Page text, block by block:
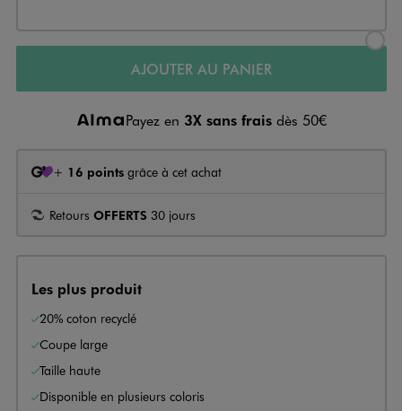
AJOUTER AU PANIER
Payez en 3X sans frais dès 50€
+ 16 points grâce à cet achat
Retours OFFERTS 30 jours
Les plus produit
20% coton recyclé
Coupe large
Taille haute
Disponible en plusieurs coloris